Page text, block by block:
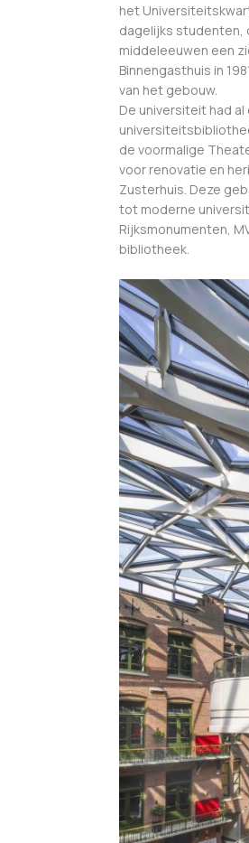
het
dagelijks studenten,
middeleeuwen een
Binnengasthuis in
van het gebouw.
De universiteit had
de voormalige
voor renovatie en
Zusterhuis. Deze
tot moderne
Rijksmonumenten,
bibliotheek.